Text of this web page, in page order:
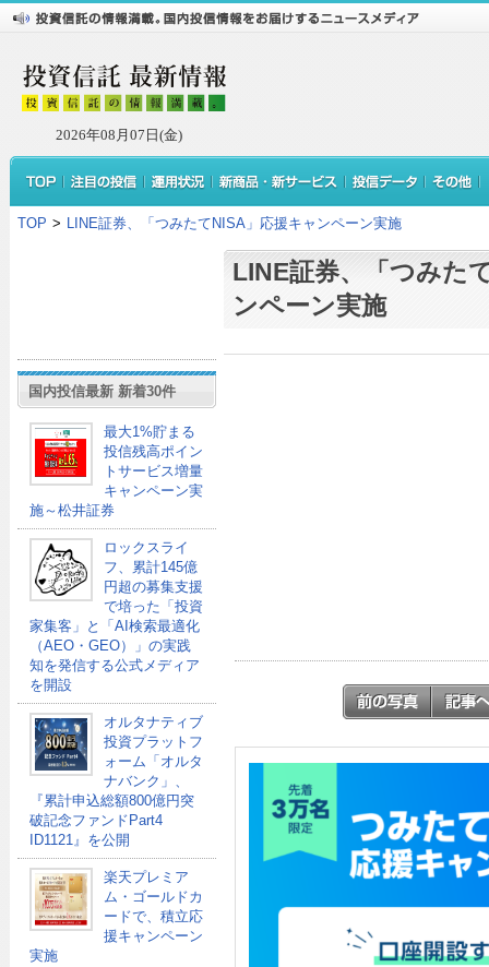
2026年08月07日(金)
TOP > LINE証券、「つみたてNISA」応援キャンペーン実施
国内投信最新 新着30件
最大1%貯まる
投信残高ポイン
トサービス増量
キャンペーン実
施～松井証券
ロックスライ
フ、累計145億
円超の募集支援
で培った「投資
家集客」と「AI検索最適化
（AEO・GEO）」の実践
知を発信する公式メディア
を開設
オルタナティブ
投資プラットフ
ォーム「オルタ
ナバンク」、
『累計申込総額800億円突
破記念ファンドPart4
ID1121』を公開
楽天プレミア
ム・ゴールドカ
ードで、積立応
援キャンペーン
実施
LINE証券、「つみた
ンペーン実施